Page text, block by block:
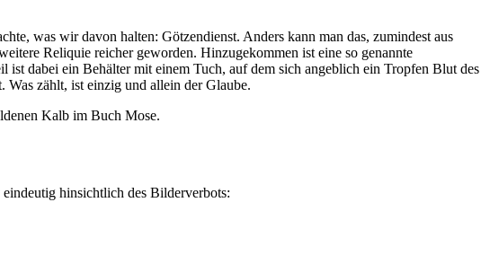
was wir davon halten: Götzendienst. Anders kann man das, zumindest aus
Reliquie reicher geworden. Hinzugekommen ist eine so genannte
dabei ein Behälter mit einem Tuch, auf dem sich angeblich ein Tropfen Blut des
zählt, ist einzig und allein der Glaube.
Kalb im Buch Mose.
hinsichtlich des Bilderverbots: